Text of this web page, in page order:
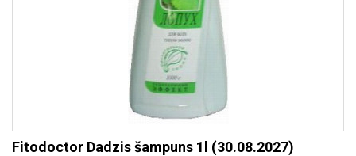
Fitodoctor Dadzis šampuns 1l (30.08.2027)